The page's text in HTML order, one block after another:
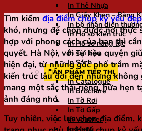
In Thẻ Nhựa
In Giấy Khen – Bằng
In bộ nhận diện
In Hồ sơ kiến trúc
In Hồ sơ năng lực
In Tài liệu
In Sách
ẤN PHẨM TIẾP THỊ
In Catalogue
In Brochure
In Tờ Rơi
In Tờ Gấp
In Voucher
Tìm kiếm địa điểm chụp kỷ yếu
khó, nhưng để chọn được nơi thực
hợp với phong cách của bạn thì
quyết. Hà Nội, với sự hòa quyện
hiện đại, từ những góc phố trầm
kiến trúc lâu đời đến những không
mang một sắc thái riêng, hứa hẹn
ảnh đáng nhớ.
Tuy nhiên, việc lựa chọn địa điểm,